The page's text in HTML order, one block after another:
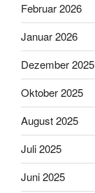
Februar 2026
Januar 2026
Dezember 2025
Oktober 2025
August 2025
Juli 2025
Juni 2025